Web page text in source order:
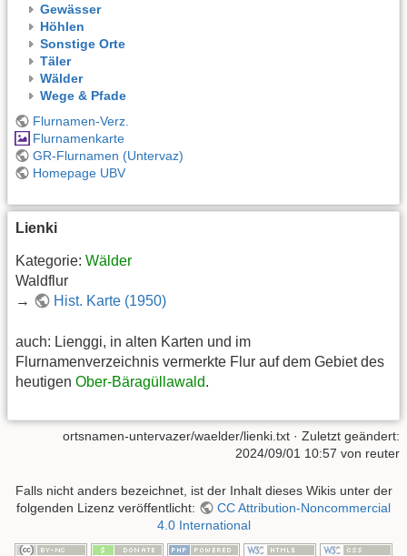
Gewässer
Höhlen
Sonstige Orte
Täler
Wälder
Wege & Pfade
Flurnamen-Verz.
Flurnamenkarte
GR-Flurnamen (Untervaz)
Homepage UBV
Lienki
Kategorie: Wälder
Waldflur
→
Hist. Karte (1950)
auch: Lienggi, in alten Karten und im
Flurnamenverzeichnis vermerkte Flur auf dem Gebiet des
heutigen Ober-Bäragüllawald.
ortsnamen-untervazer/waelder/lienki.txt · Zuletzt geändert:
2024/09/01 10:57 von reuter
Falls nicht anders bezeichnet, ist der Inhalt dieses Wikis unter der
folgenden Lizenz veröffentlicht:
CC Attribution-Noncommercial
4.0 International